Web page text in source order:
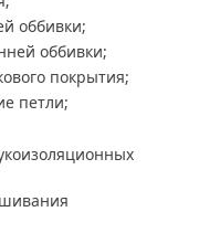
оббивки;
оббивки;
покрытия;
петли;